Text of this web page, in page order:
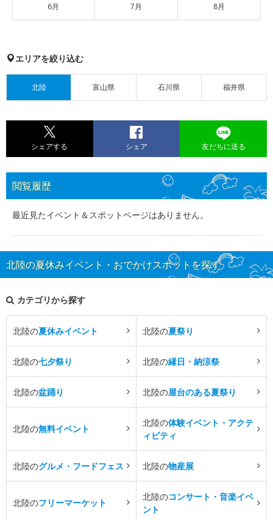
6月 7月 8月
エリアを絞り込む
北陸 富山県 石川県 福井県
シェアする シェア 友だちに送る
閲覧履歴
最近見たイベント＆スポットページはありません。
北陸の夏休みイベント・おでかけスポットを探す
カテゴリから探す
北陸の夏休みイベント 北陸の夏祭り
北陸の七夕祭り 北陸の縁日・納涼祭
北陸の盆踊り 北陸の屋台のある夏祭り
北陸の無料イベント
北陸の体験イベント・アクテ
ィビティ
北陸のグルメ・フードフェス 北陸の物産展
北陸のフリーマーケット
北陸のコンサート・音楽イベ
ント